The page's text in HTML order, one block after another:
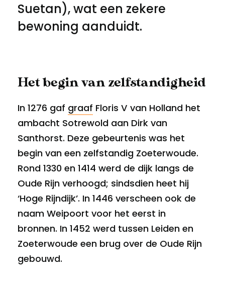
Suetan), wat een zekere
bewoning aanduidt.
Het begin van zelfstandigheid
In 1276 gaf graaf Floris V van Holland het
ambacht Sotrewold aan Dirk van
Santhorst. Deze gebeurtenis was het
begin van een zelfstandig Zoeterwoude.
Rond 1330 en 1414 werd de dijk langs de
Oude Rijn verhoogd; sindsdien heet hij
‘Hoge Rijndijk’. In 1446 verscheen ook de
naam Weipoort voor het eerst in
bronnen. In 1452 werd tussen Leiden en
Zoeterwoude een brug over de Oude Rijn
gebouwd.